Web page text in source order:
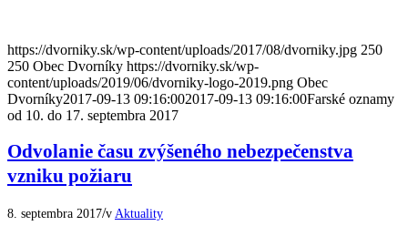
https://dvorniky.sk/wp-content/uploads/2017/08/dvorniky.jpg 250
250 Obec Dvorníky https://dvorniky.sk/wp-
content/uploads/2019/06/dvorniky-logo-2019.png Obec
Dvorníky2017-09-13 09:16:002017-09-13 09:16:00Farské oznamy
od 10. do 17. septembra 2017
Odvolanie času zvýšeného nebezpečenstva
vzniku požiaru
8. septembra 2017/v Aktuality